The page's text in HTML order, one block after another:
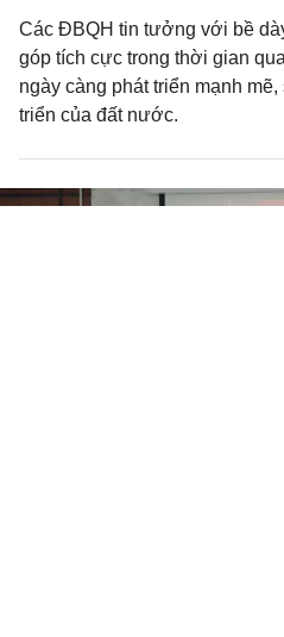
Các ĐBQH tin tưởng với bề
góp tích cực trong thời gian
ngày càng phát triển mạnh
triển của đất nước.